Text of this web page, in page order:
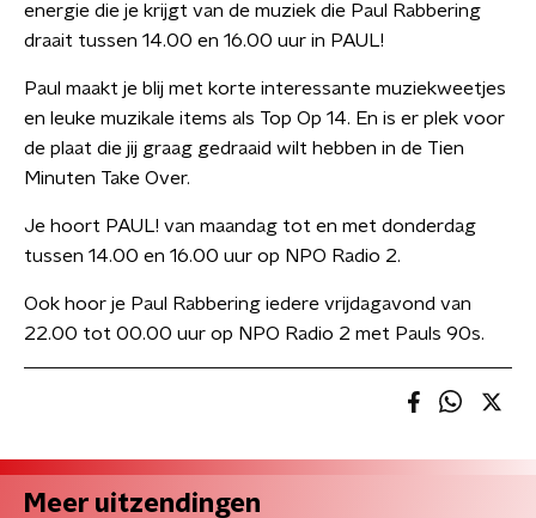
energie die je krijgt van de muziek die Paul Rabbering
draait tussen 14.00 en 16.00 uur in PAUL!
Paul maakt je blij met korte interessante muziekweetjes
en leuke muzikale items als Top Op 14. En is er plek voor
de plaat die jij graag gedraaid wilt hebben in de Tien
Minuten Take Over.
Je hoort PAUL! van maandag tot en met donderdag
tussen 14.00 en 16.00 uur op NPO Radio 2.
Ook hoor je Paul Rabbering iedere vrijdagavond van
22.00 tot 00.00 uur op NPO Radio 2 met Pauls 90s.
Meer uitzendingen